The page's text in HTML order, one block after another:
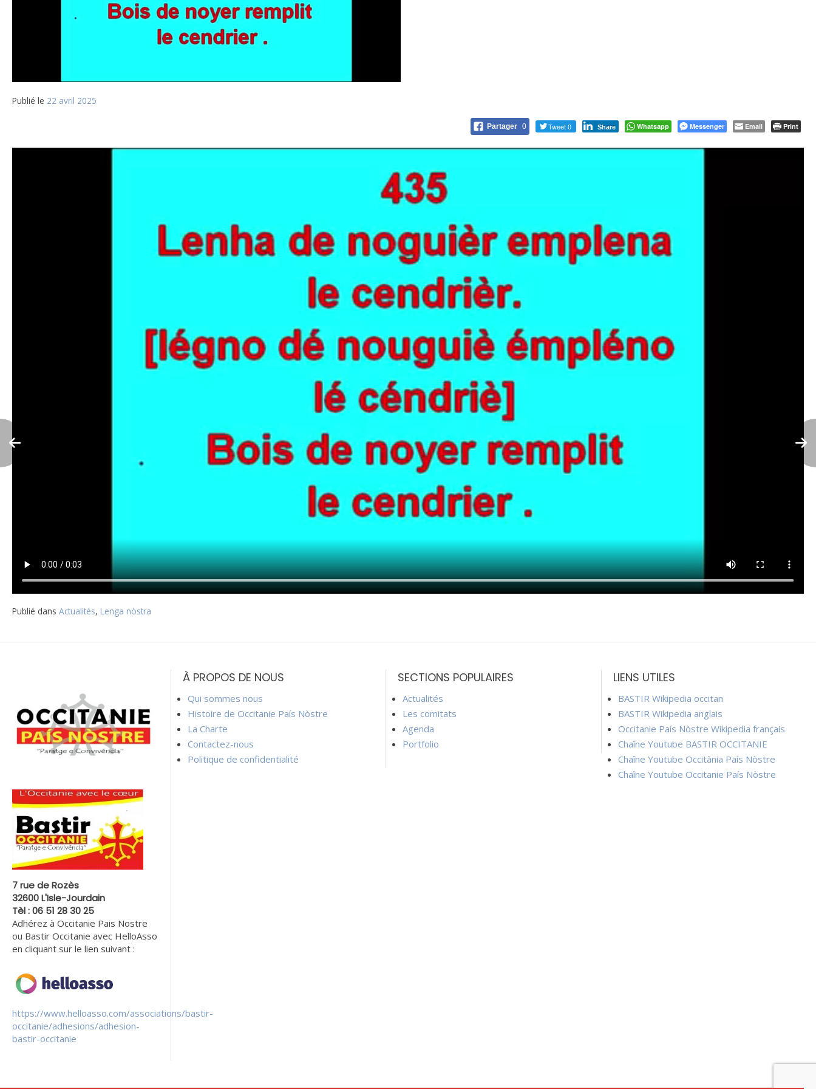
Publié le 22 avril 2025
Partager 0 Tweet 0 Share Whatsapp Messenger Email Print
Publié dans Actualités, Lenga nòstra
l’article
7 rue de Rozès
32600 L'Isle-Jourdain
Tèl : 06 51 28 30 25
Adhérez à Occitanie Pais Nostre
ou Bastir Occitanie avec HelloAsso
en cliquant sur le lien suivant :
https://www.helloasso.com/associations/bastir-
occitanie/adhesions/adhesion-
bastir-occitanie
À PROPOS DE NOUS
Qui sommes nous
Histoire de Occitanie País Nòstre
La Charte
Contactez-nous
Politique de confidentialité
SECTIONS POPULAIRES
Actualités
Les comitats
Agenda
Portfolio
LIENS UTILES
BASTIR Wikipedia occitan
BASTIR Wikipedia anglais
Occitanie País Nòstre Wikipedia français
Chaîne Youtube BASTIR OCCITANIE
Chaîne Youtube Occitània País Nòstre
Chaîne Youtube Occitanie País Nòstre